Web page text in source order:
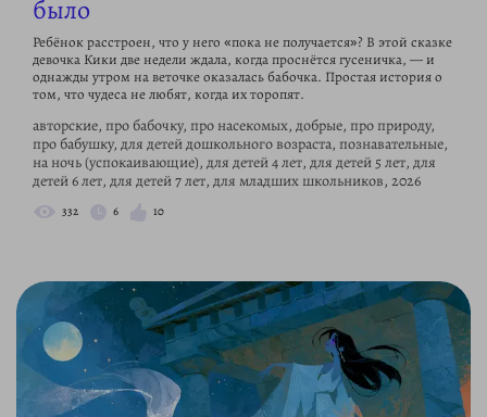
было
Ребёнок расстроен, что у него «пока не получается»? В этой сказке
девочка Кики две недели ждала, когда проснётся гусеничка, — и
однажды утром на веточке оказалась бабочка. Простая история о
том, что чудеса не любят, когда их торопят.
авторские, про бабочку, про насекомых, добрые, про природу,
про бабушку, для детей дошкольного возраста, познавательные,
на ночь (успокаивающие), для детей 4 лет, для детей 5 лет, для
детей 6 лет, для детей 7 лет, для младших школьников, 2026
332 6 10